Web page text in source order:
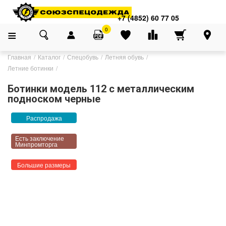
+7 (4852) 60 77 05
0
Главная Каталог Спецобувь
Летняя обувь
Летние ботинки
Ботинки модель 112 с металлическим
подноском черные
Распродажа
Есть заключение
Минпромторга
Большие размеры